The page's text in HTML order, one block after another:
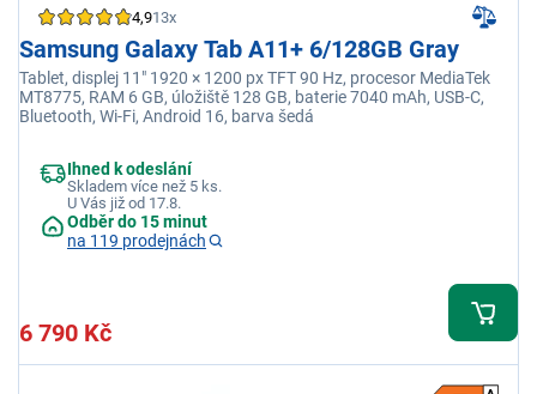
4,913x
Samsung Galaxy Tab A11+ 6/128GB Gray
Tablet, displej 11" 1920 × 1200 px TFT 90 Hz, procesor MediaTek
MT8775, RAM 6 GB, úložiště 128 GB, baterie 7040 mAh, USB-C,
Bluetooth, Wi-Fi, Android 16, barva šedá
Ihned k odeslání
Skladem více než 5 ks.
U Vás již od 17.8.
Odběr do 15 minut
na 119 prodejnách
6 790 Kč